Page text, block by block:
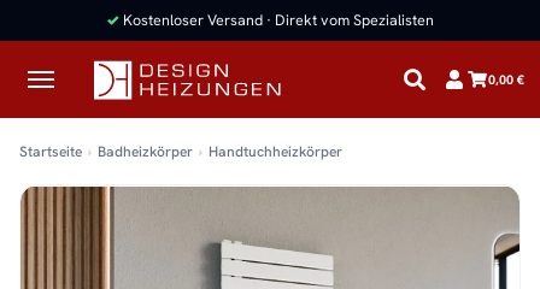
✓ Kostenloser Versand · Direkt vom Spezialisten
0,00 €
Startseite Badheizkörper Handtuchheizkörper